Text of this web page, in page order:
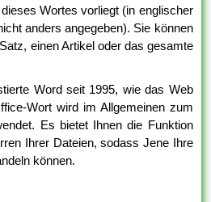
Wortes vorliegt (in englischer
anders angegeben). Sie können
einen Artikel oder das gesamte
Word seit 1995, wie das Web
Wort wird im Allgemeinen zum
Es bietet Ihnen die Funktion
Ihrer Dateien, sodass Jene Ihre
können.